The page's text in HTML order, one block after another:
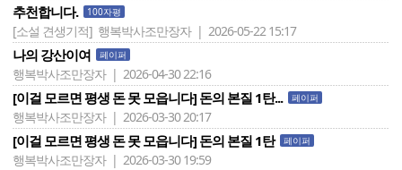
추천합니다. 100자평
[소설 견생기적] 행복박사조만장자 | 2026-05-22 15:17
나의 강산이여 페이퍼
행복박사조만장자 | 2026-04-30 22:16
[이걸 모르면 평생 돈 못 모읍니다] 돈의 본질 1탄... 페이퍼
행복박사조만장자 | 2026-03-30 20:17
[이걸 모르면 평생 돈 못 모읍니다] 돈의 본질 1탄 페이퍼
행복박사조만장자 | 2026-03-30 19:59